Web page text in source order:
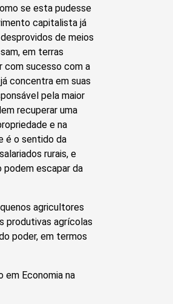
se esta pudesse
capitalista já
de meios
em terras
com sucesso com a
concentra em suas
pela maior
recuperar uma
e na
é o sentido da
rurais, e
podem escapar da
agricultores
produtivas agrícolas
poder, em termos
em Economia na